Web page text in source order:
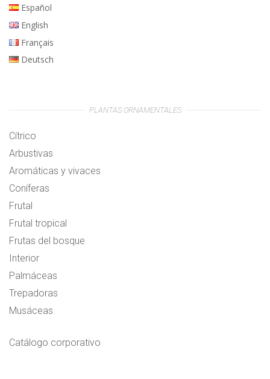
Español
English
Français
Deutsch
PLANTAS ORNAMENTALES
Cítrico
Arbustivas
Aromáticas y vivaces
Coníferas
Frutal
Frutal tropical
Frutas del bosque
Interior
Palmáceas
Trepadoras
Musáceas
Catálogo corporativo